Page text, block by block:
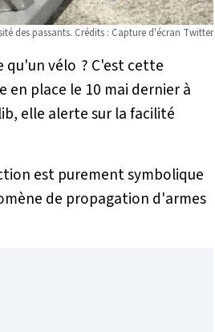
des passants. Crédits : Capture d'écran Twitter
qu'un vélo ? C'est cette
en place le 10 mai dernier à
elle alerte sur la facilité
est purement symbolique
de propagation d'armes